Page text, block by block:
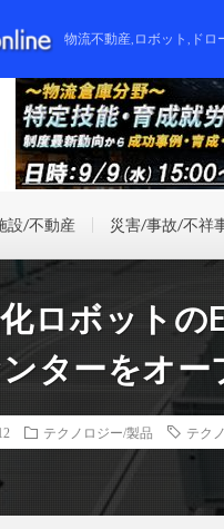
物流不動産,ロボット,ドロ
設/不動産 災害/事故/不祥
ロボットの
ターをオー
テクノロジー/製品 テク